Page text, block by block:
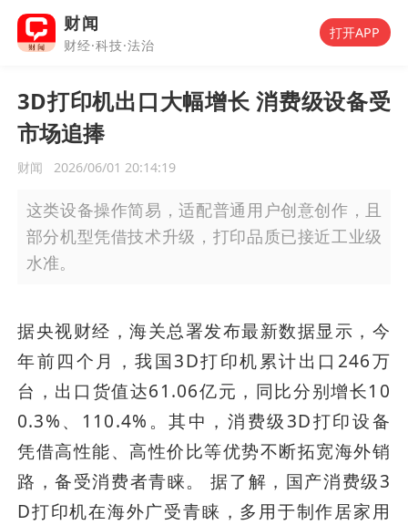
财闻
财经·科技·法治
打开APP
3D打印机出口大幅增长 消费级设备受
市场追捧
财闻 2026/06/01 20:14:19
这类设备操作简易，适配普通用户创意创作，且
部分机型凭借技术升级，打印品质已接近工业级
水准。
据央视财经，海关总署发布最新数据显示，今
年前四个月，我国3D打印机累计出口246万
台，出口货值达61.06亿元，同比分别增长10
0.3%、110.4%。其中，消费级3D打印设备
凭借高性能、高性价比等优势不断拓宽海外销
路，备受消费者青睐。 据了解，国产消费级3
D打印机在海外广受青睐，多用于制作居家用